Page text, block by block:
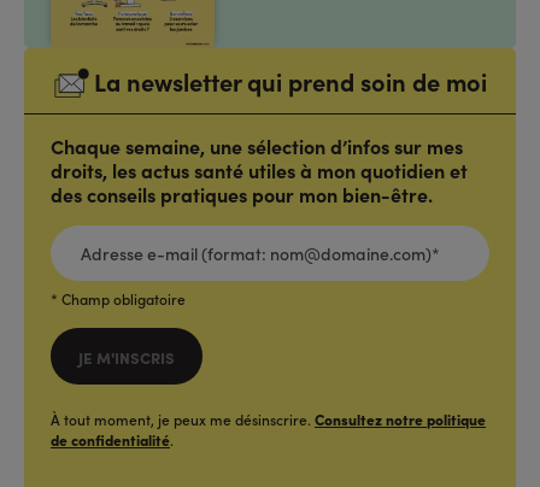
La newsletter qui prend soin de moi
Chaque semaine, une sélection d’infos sur mes
droits, les actus santé utiles à mon quotidien et
des conseils pratiques pour mon bien-être.
ADRESSE
E-
MAIL
(FORMAT:
NOM@DOMAINE.COM)*
* Champ obligatoire
JE M'INSCRIS
À tout moment, je peux me désinscrire. Consultez notre politique
de confidentialité.